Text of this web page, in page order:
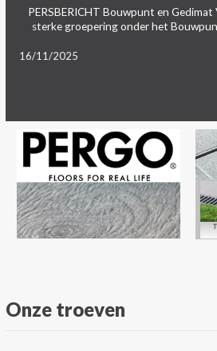
PERSBERICHT Bouwpunt en
sterke groepering onder het
16/11/2025
Onze troeven